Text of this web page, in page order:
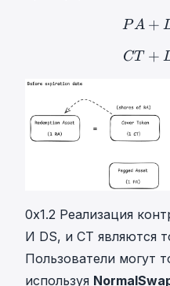
PA +
CT +
0x1.2 Реализация
И DS, и CT являются
Пользователи могут
используя